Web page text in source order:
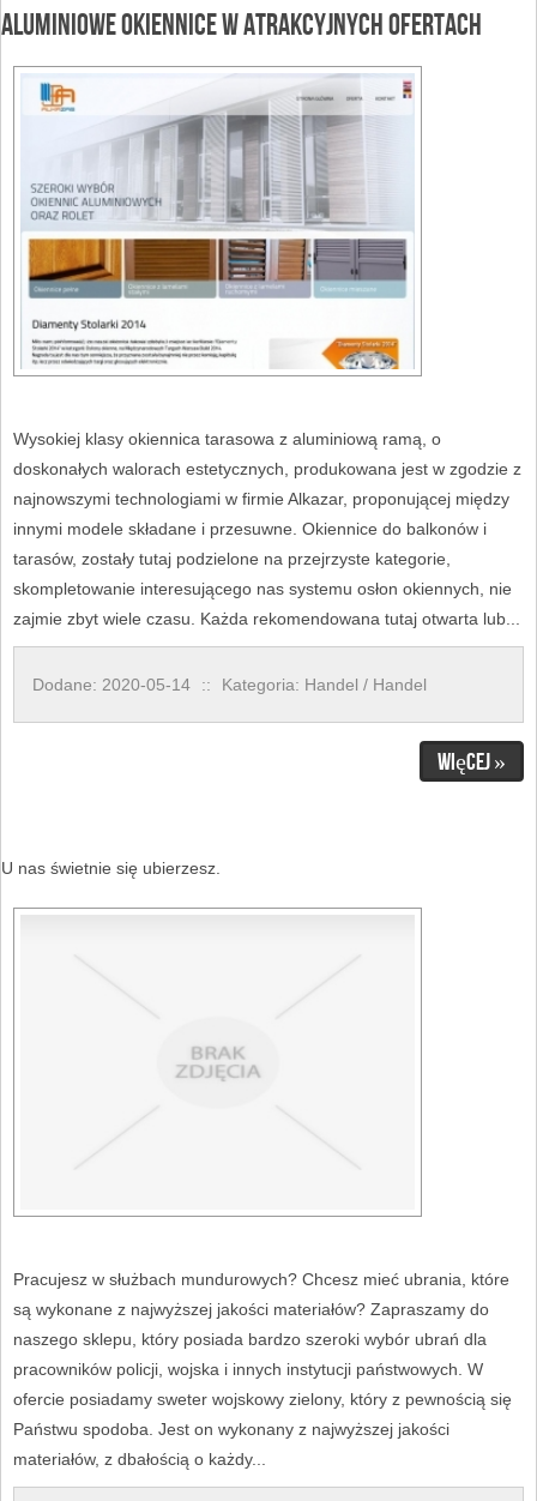
Aluminiowe okiennice w atrakcyjnych ofertach
Wysokiej klasy okiennica tarasowa z aluminiową ramą, o
doskonałych walorach estetycznych, produkowana jest w zgodzie z
najnowszymi technologiami w firmie Alkazar, proponującej między
innymi modele składane i przesuwne. Okiennice do balkonów i
tarasów, zostały tutaj podzielone na przejrzyste kategorie,
skompletowanie interesującego nas systemu osłon okiennych, nie
zajmie zbyt wiele czasu. Każda rekomendowana tutaj otwarta lub...
Dodane: 2020-05-14 :: Kategoria: Handel / Handel
Więcej »
U nas świetnie się ubierzesz.
Pracujesz w służbach mundurowych? Chcesz mieć ubrania, które
są wykonane z najwyższej jakości materiałów? Zapraszamy do
naszego sklepu, który posiada bardzo szeroki wybór ubrań dla
pracowników policji, wojska i innych instytucji państwowych. W
ofercie posiadamy sweter wojskowy zielony, który z pewnością się
Państwu spodoba. Jest on wykonany z najwyższej jakości
materiałów, z dbałością o każdy...